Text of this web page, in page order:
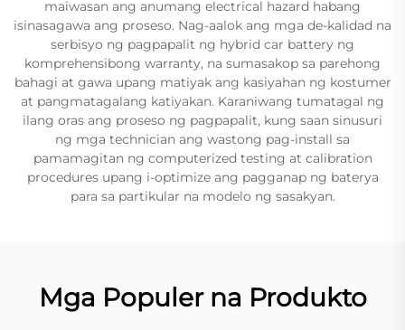
maiwasan ang anumang electrical hazard habang
isinasagawa ang proseso. Nag-aalok ang mga de-kalidad na
serbisyo ng pagpapalit ng hybrid car battery ng
komprehensibong warranty, na sumasakop sa parehong
bahagi at gawa upang matiyak ang kasiyahan ng kostumer
at pangmatagalang katiyakan. Karaniwang tumatagal ng
ilang oras ang proseso ng pagpapalit, kung saan sinusuri
ng mga technician ang wastong pag-install sa
pamamagitan ng computerized testing at calibration
procedures upang i-optimize ang pagganap ng baterya
para sa partikular na modelo ng sasakyan.
Mga Populer na Produkto